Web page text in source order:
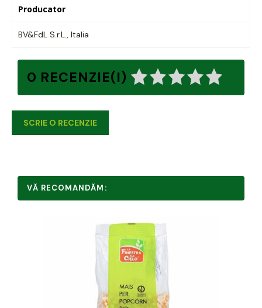
Producator
BV&FdL S.r.L., Italia
0 RECENZIE(I)
SCRIE O RECENZIE
VĂ RECOMANDĂM: